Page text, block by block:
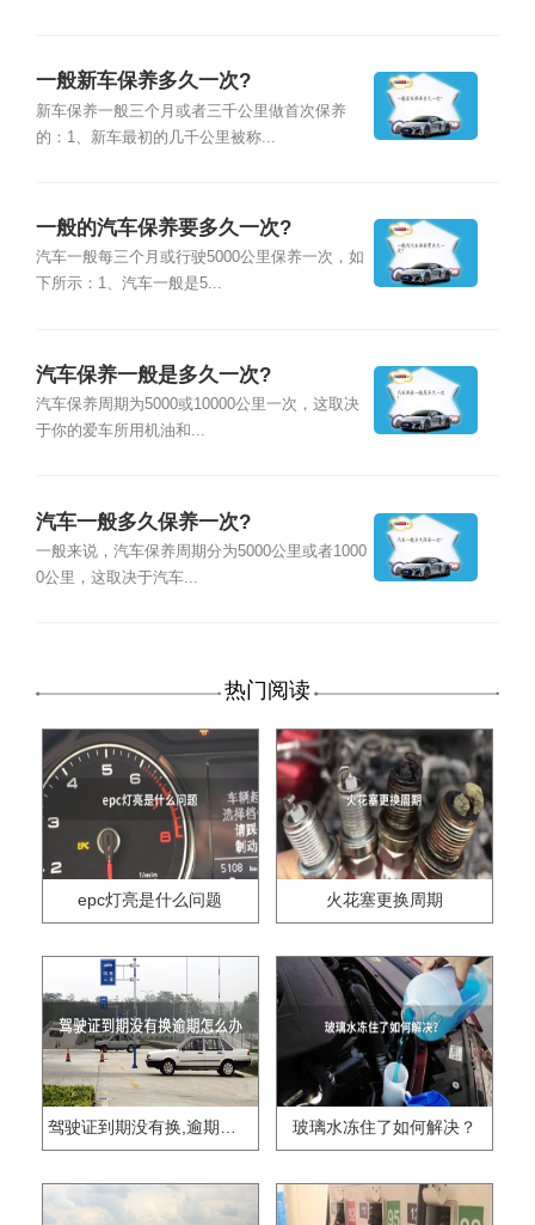
一般新车保养多久一次?
新车保养一般三个月或者三千公里做首次保养
的：1、新车最初的几千公里被称...
一般的汽车保养要多久一次?
汽车一般每三个月或行驶5000公里保养一次，如
下所示：1、汽车一般是5...
汽车保养一般是多久一次?
汽车保养周期为5000或10000公里一次，这取决
于你的爱车所用机油和...
汽车一般多久保养一次?
一般来说，汽车保养周期分为5000公里或者1000
0公里，这取决于汽车...
热门阅读
epc灯亮是什么问题 火花塞更换周期
驾驶证到期没有换,逾期怎么办?? 玻璃水冻住了如何解决？